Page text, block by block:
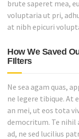
brute saperet mea,
voluptaria ut pri,
at nibh epicuri
How We Saved
FIlters
Ne sea agam quas,
ne legere tibique. At
an mei, ut eos tota
democritum. Te nihil
ad, ne sed lucilius